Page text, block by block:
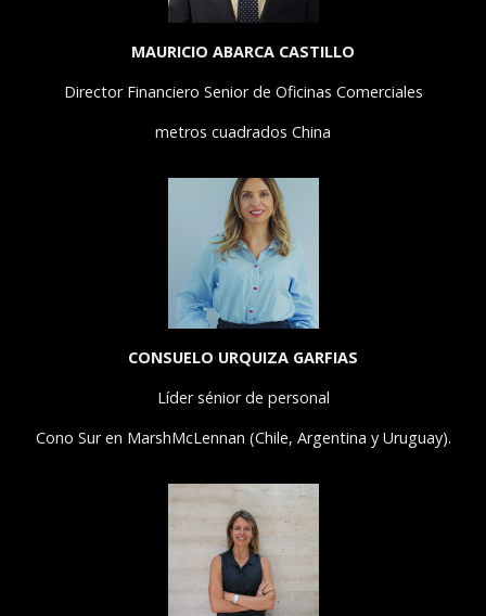
MAURICIO ABARCA CASTILLO
Director Financiero Senior de Oficinas Comerciales
metros cuadrados China
CONSUELO URQUIZA GARFIAS
Líder sénior de personal
Cono Sur en MarshMcLennan (Chile, Argentina y Uruguay).